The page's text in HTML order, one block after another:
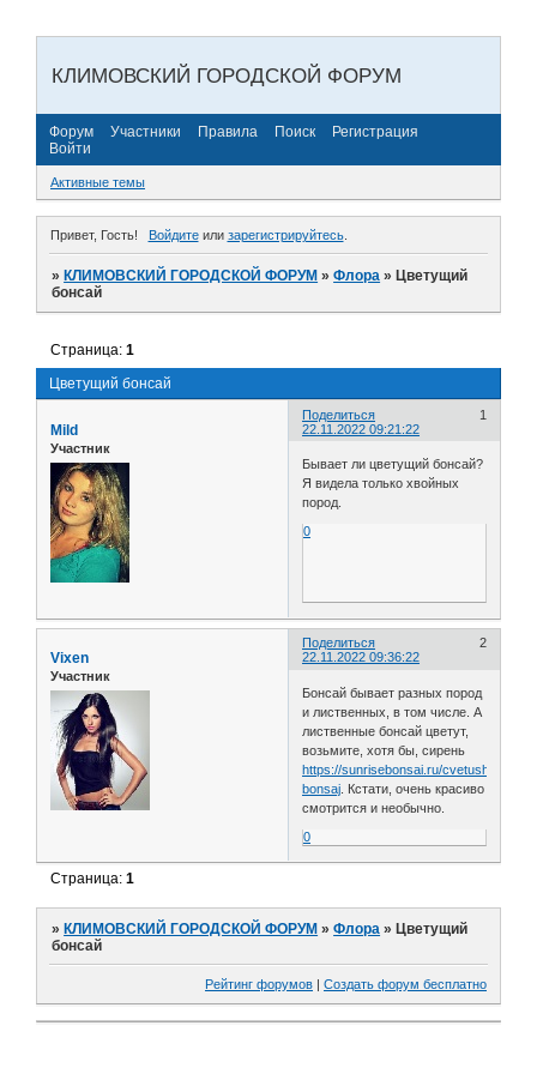
КЛИМОВСКИЙ ГОРОДСКОЙ ФОРУМ
Форум Участники Правила Поиск
Регистрация
Войти
Активные темы
Привет, Гость! Войдитеили зарегистрируйтесь.
»КЛИМОВСКИЙ ГОРОДСКОЙ ФОРУМ »Флора »Цветущий
бонсай
Цветущий бонсай
Страница:1
Поделиться
1
22.11.2022 09:21:22
Mild
Участник
Бывает ли цветущий бонсай?
Я видела только хвойных
пород.
0
Поделиться
2
22.11.2022 09:36:22
Vixen
Участник
Бонсай бывает разных пород
и лиственных, в том числе. А
лиственные бонсай цветут,
возьмите, хотя бы, сирень
https://sunrisebonsai.ru/cvetushchij-
bonsaj . Кстати, очень красиво
смотрится и необычно.
0
Страница:1
» КЛИМОВСКИЙ ГОРОДСКОЙ ФОРУМ »Флора » Цветущий
бонсай
Рейтинг форумов | Создать форум бесплатно